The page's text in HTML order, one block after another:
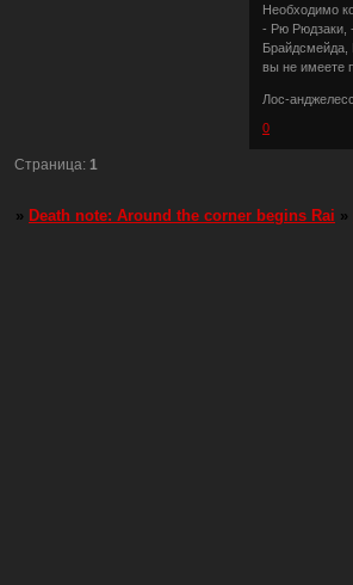
Необходимо
- Рю Рюдзаки,
Брайдсмейда,
вы не имеете
Лос-
0
Страница:1
» Death note: Around the corner begins Rai »